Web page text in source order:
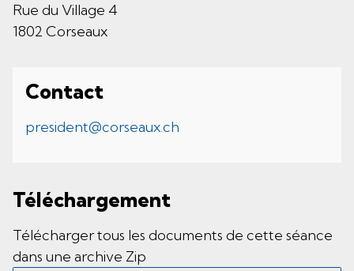
Rue du Village 4
1802 Corseaux
Contact
president@corseaux.ch
Téléchargement
Télécharger tous les documents de cette séance
dans une archive Zip